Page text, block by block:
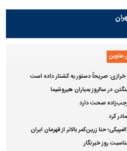
عناوین
صریحاً دستور به کشتار داده است
در سالروز بمباران هیروشیما
صحت دارد
کرد
روز خبرنگار